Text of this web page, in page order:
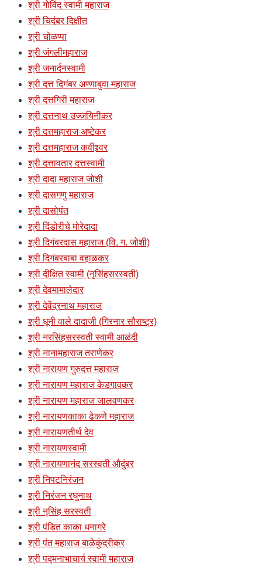
श्री गोविंद स्वामी महाराज
श्री चिदंबर दिक्षीत
श्री चोळप्पा
श्री जंगलीमहाराज
श्री जनार्दनस्वामी
श्री दत्त दिगंबर अण्णाबुवा महाराज
श्री दत्तगिरी महाराज
श्री दत्तनाथ उज्जयिनीकर
श्री दत्तमहाराज अष्टेकर
श्री दत्तमहाराज कवीश्र्वर
श्री दत्तावतार दत्तस्वामी
श्री दादा महाराज जोशी
श्री दासगणु महाराज
श्री दासोपंत
श्री दिंडोरीचे मोरेदादा
श्री दिगंबरदास महाराज (वि. ग. जोशी)
श्री दिगंबरबाबा वहाळकर
श्री दीक्षित स्वामी (नृसिंहसरस्वती)
श्री देवमामालेदार
श्री देवेंद्रनाथ महाराज
श्री धूनी वाले दादाजी (गिरनार सौराष्ट्र)
श्री नरसिंहसरस्वती स्वामी आळंदी
श्री नानामहाराज तराणेकर
श्री नारायण गुरुदत्त महाराज
श्री नारायण महाराज केडगावकर
श्री नारायण महाराज जालवणकर
श्री नारायणकाका ढेकणे महाराज
श्री नारायणतीर्थ देव
श्री नारायणस्वामी
श्री नारायणानंद सरस्वती औदुंबर
श्री निपटनिरंजन
श्री निरंजन रघुनाथ
श्री नृसिंह सरस्वती
श्री पंडित काका धनागरे
श्री पंत महाराज बाळेकुंद्रीकर
श्री पद्मनाभाचार्य स्वामी महाराज